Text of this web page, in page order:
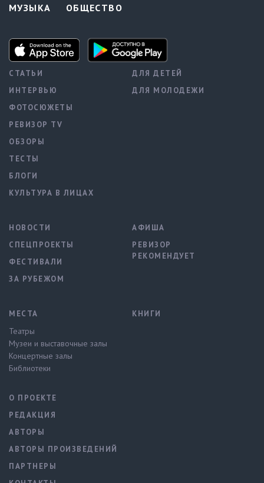
МУЗЫКА
ОБЩЕСТВО
СТАТЬИ
ИНТЕРВЬЮ
ФОТОСЮЖЕТЫ
РЕВИЗОР TV
ОБЗОРЫ
ТЕСТЫ
БЛОГИ
КУЛЬТУРА В ЛИЦАХ
ДЛЯ ДЕТЕЙ
ДЛЯ МОЛОДЕЖИ
НОВОСТИ
СПЕЦПРОЕКТЫ
ФЕСТИВАЛИ
ЗА РУБЕЖОМ
АФИША
РЕВИЗОР
РЕКОМЕНДУЕТ
МЕСТА
Театры
Музеи и выставочные залы
Концертные залы
Библиотеки
КНИГИ
О ПРОЕКТЕ
РЕДАКЦИЯ
АВТОРЫ
АВТОРЫ ПРОИЗВЕДЕНИЙ
ПАРТНЕРЫ